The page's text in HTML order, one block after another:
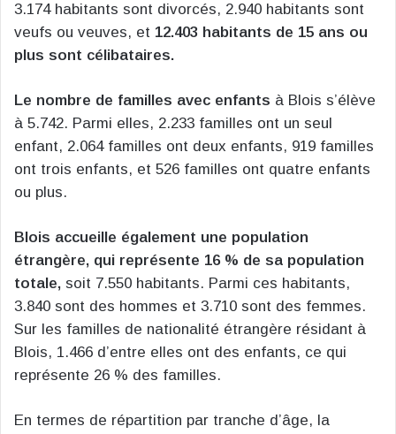
3.174 habitants sont divorcés, 2.940 habitants sont
veufs ou veuves, et 12.403 habitants de 15 ans ou
plus sont célibataires.
Le nombre de familles avec enfants à Blois s’élève
à 5.742. Parmi elles, 2.233 familles ont un seul
enfant, 2.064 familles ont deux enfants, 919 familles
ont trois enfants, et 526 familles ont quatre enfants
ou plus.
Blois accueille également une population
étrangère, qui représente 16 % de sa population
totale, soit 7.550 habitants. Parmi ces habitants,
3.840 sont des hommes et 3.710 sont des femmes.
Sur les familles de nationalité étrangère résidant à
Blois, 1.466 d’entre elles ont des enfants, ce qui
représente 26 % des familles.
En termes de répartition par tranche d’âge, la